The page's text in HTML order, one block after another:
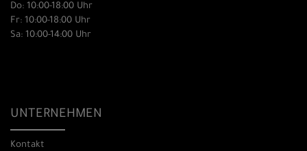
Do: 10:00-18:00 Uhr
Fr: 10:00-18:00 Uhr
Sa: 10:00-14:00 Uhr
UNTERNEHMEN
Kontakt